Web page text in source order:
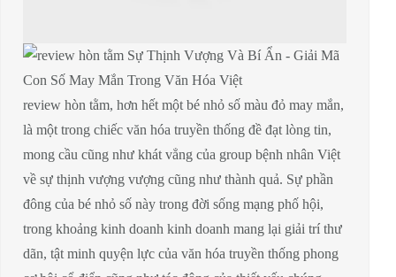
review hòn tằm, hơn hết một bé nhỏ số màu đỏ may mắn,
là một trong chiếc văn hóa truyền thống đề đạt lòng tin,
mong cầu cũng như khát vẳng của group bệnh nhân Việt
về sự thịnh vượng vượng cũng như thành quả. Sự phần
đông của bé nhỏ số này trong đời sống mạng phố hội,
trong khoảng kinh doanh kinh doanh mang lại giải trí thư
dãn, tật minh quyện lực của văn hóa truyền thống phong